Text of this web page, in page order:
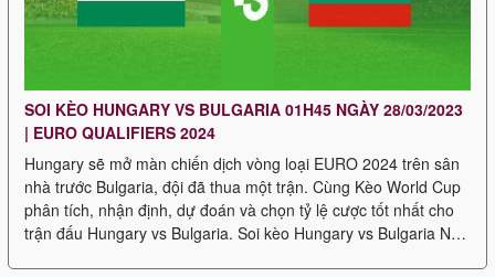
SOI KÈO HUNGARY VS BULGARIA 01H45 NGÀY 28/03/2023
| EURO QUALIFIERS 2024
Hungary sẽ mở màn chiến dịch vòng loại EURO 2024 trên sân
nhà trước Bulgaria, đội đã thua một trận. Cùng Kèo World Cup
phân tích, nhận định, dự đoán và chọn tỷ lệ cược tốt nhất cho
trận đấu Hungary vs Bulgaria. Soi kèo Hungary vs Bulgaria Nếu